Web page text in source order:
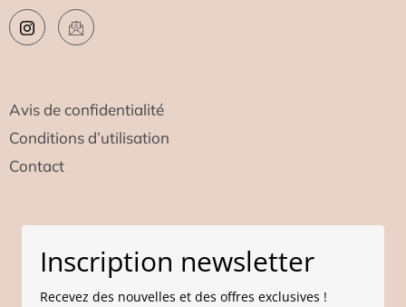
Avis de confidentialité
Conditions d’utilisation
Contact
Inscription newsletter
Recevez des nouvelles et des offres exclusives !